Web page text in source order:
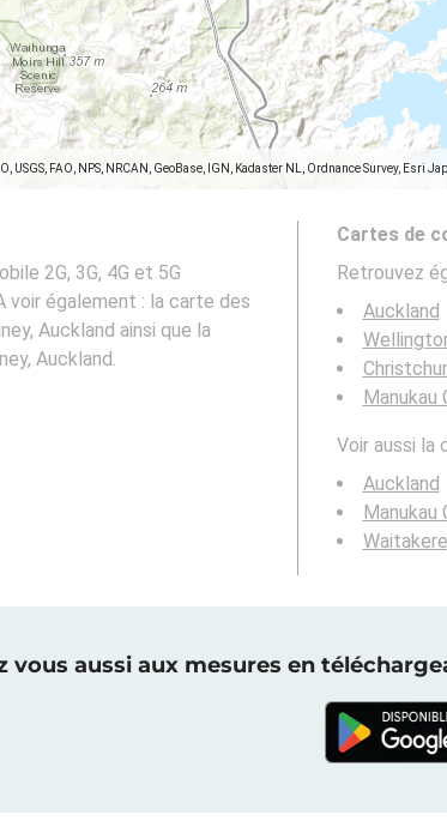
USGS, FAO, NPS, NRCAN, GeoBase, IGN, Kadaster NL, Ordnance Survey,
2G, 3G, 4G et 5G
voir également : la carte des
Auckland ainsi que la
Auckland.
Cartes de
Retrouvez
Auckland
Manukau
Voir aussi la
Auckland
Manukau
Waitakere
vous aussi aux mesures en